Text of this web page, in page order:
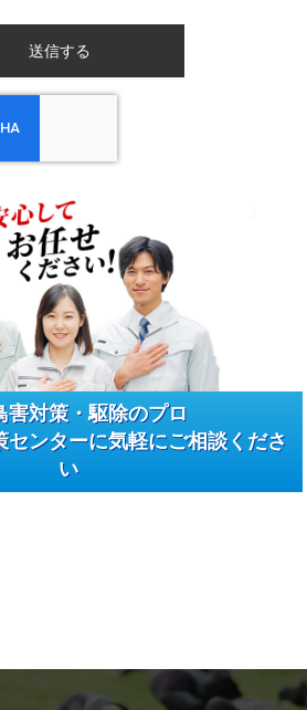
害対策・駆除のプロ
センターに気軽にご相談くださ
い